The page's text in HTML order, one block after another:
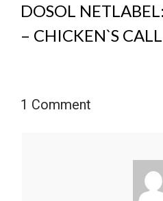
DOSOL
– CHICKEN`S
1 Comment